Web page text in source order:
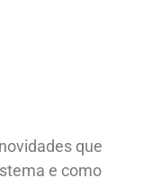
que
e como